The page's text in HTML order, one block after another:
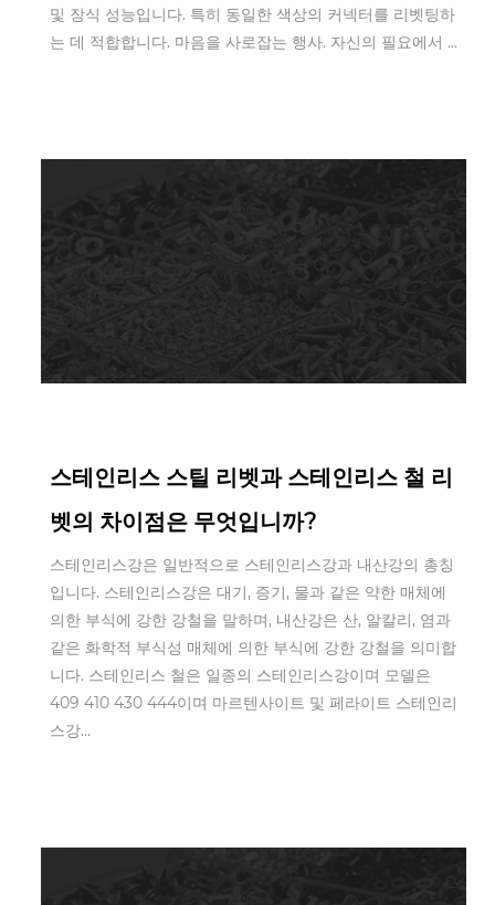
​​및 장식 성능입니다. 특히 동일한 색상의 커넥터를 리벳팅하
는 데 적합합니다. 마음을 사로잡는 행사. 자신의 필요에서 ...
스테인리스 스틸 리벳과 스테인리스 철 리
벳의 차이점은 무엇입니까?
스테인리스강은 일반적으로 스테인리스강과 내산강의 총칭
입니다. 스테인리스강은 대기, 증기, 물과 같은 약한 매체에
의한 부식에 강한 강철을 말하며, 내산강은 산, 알칼리, 염과
같은 화학적 부식성 매체에 의한 부식에 강한 강철을 의미합
니다. 스테인리스 철은 일종의 스테인리스강이며 모델은
409 410 430 444이며 마르텐사이트 및 페라이트 스테인리
스강...